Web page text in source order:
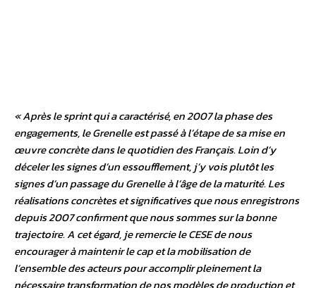
« Après le sprint qui a caractérisé, en 2007 la phase des
engagements, le Grenelle est passé à l’étape de sa mise en
œuvre concrète dans le quotidien des Français. Loin d’y
déceler les signes d’un essoufflement, j’y vois plutôt les
signes d’un passage du Grenelle à l’âge de la maturité. Les
réalisations concrètes et significatives que nous enregistrons
depuis 2007 confirment que nous sommes sur la bonne
trajectoire. A cet égard, je remercie le CESE de nous
encourager à maintenir le cap et la mobilisation de
l’ensemble des acteurs pour accomplir pleinement la